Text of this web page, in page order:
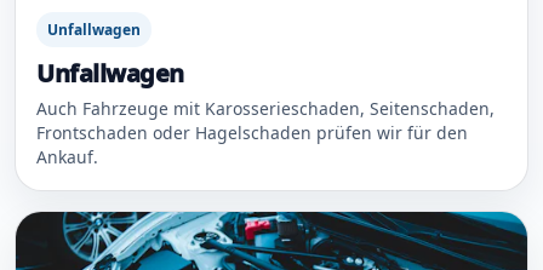
Unfallwagen
Unfallwagen
Auch Fahrzeuge mit Karosserieschaden, Seitenschaden,
Frontschaden oder Hagelschaden prüfen wir für den
Ankauf.